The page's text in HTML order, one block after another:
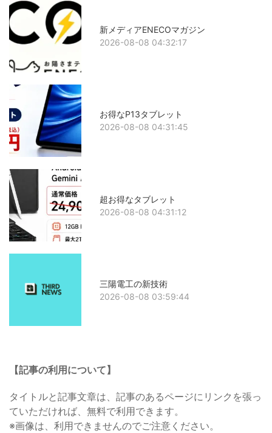
新メディアENECOマガジン
2026-08-08 04:32:17
お得なP13タブレット
2026-08-08 04:31:45
超お得なタブレット
2026-08-08 04:31:12
三陽電工の新技術
2026-08-08 03:59:44
【記事の利用について】
タイトルと記事文章は、記事のあるページにリンクを張っ
ていただければ、無料で利用できます。
※画像は、利用できませんのでご注意ください。